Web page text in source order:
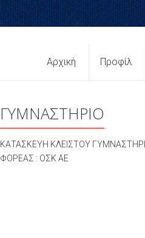
Αρχική Προφίλ
ΓΥΜΝΑΣΤΗΡΙΟ
ΚΑΤΑΣΚΕΥΗ ΚΛΕΙΣΤΟΥ
ΦΟΡΕΑΣ : ΟΣΚ ΑΕ